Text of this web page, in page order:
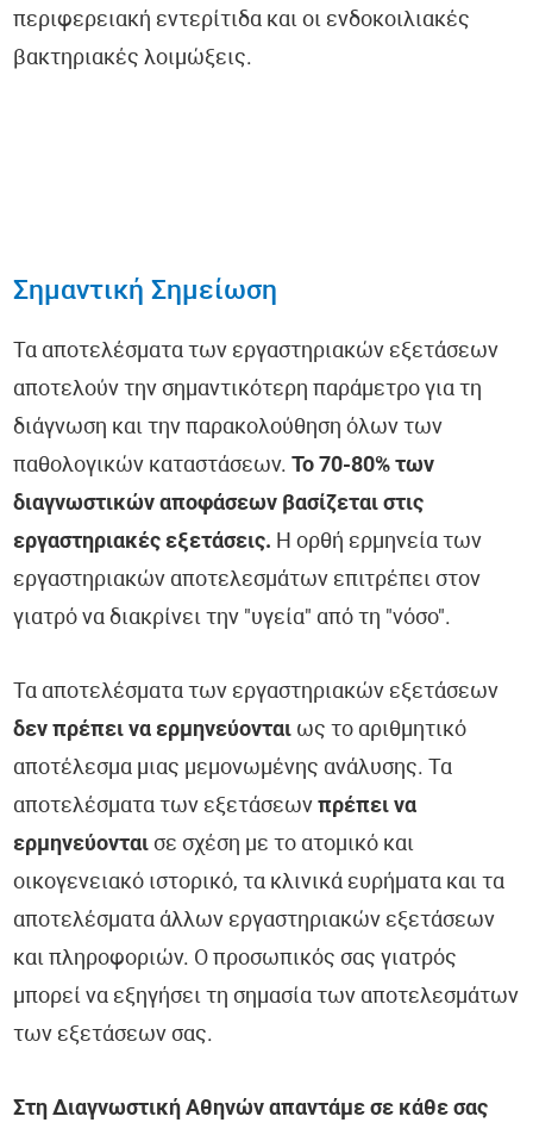
περιφερειακή εντερίτιδα και οι ενδοκοιλιακές
βακτηριακές λοιμώξεις.
Σημαντική Σημείωση
Τα αποτελέσματα των εργαστηριακών εξετάσεων
αποτελούν την σημαντικότερη παράμετρο για τη
διάγνωση και την παρακολούθηση όλων των
παθολογικών καταστάσεων. Το 70-80% των
διαγνωστικών αποφάσεων βασίζεται στις
εργαστηριακές εξετάσεις. Η ορθή ερμηνεία των
εργαστηριακών αποτελεσμάτων επιτρέπει στον
γιατρό να διακρίνει την "υγεία" από τη "νόσο".
Τα αποτελέσματα των εργαστηριακών εξετάσεων
δεν πρέπει να ερμηνεύονται ως το αριθμητικό
αποτέλεσμα μιας μεμονωμένης ανάλυσης. Τα
αποτελέσματα των εξετάσεωνπρέπει να
ερμηνεύονταισε σχέση με το ατομικό και
οικογενειακό ιστορικό, τα κλινικά ευρήματα και τα
αποτελέσματα άλλων εργαστηριακών εξετάσεων
και πληροφοριών. Ο προσωπικός σας γιατρός
μπορεί να εξηγήσει τη σημασία των αποτελεσμάτων
των εξετάσεων σας.
Στη Διαγνωστική Αθηνών απαντάμε σε κάθε σας